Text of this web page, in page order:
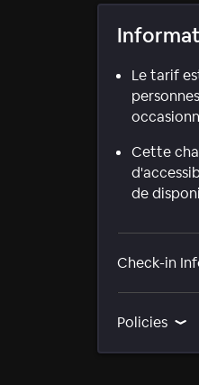
Le tarif
Cette
de
Check-in
Policies